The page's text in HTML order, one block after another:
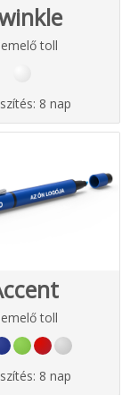
toll
8 nap
toll
8 nap